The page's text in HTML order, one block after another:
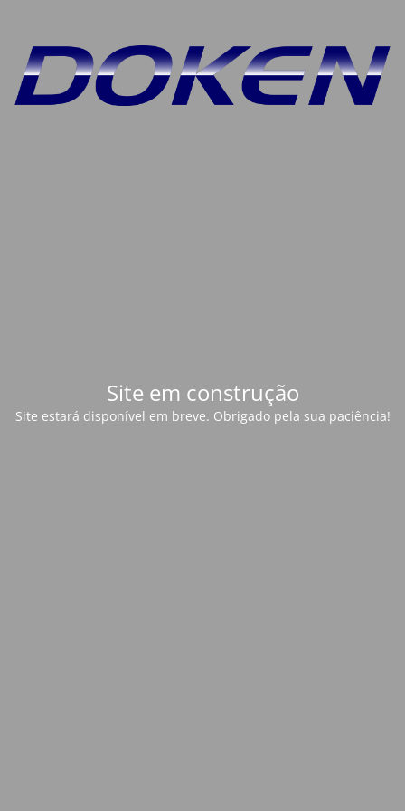
Site em construção
Site estará disponível em breve. Obrigado pela sua paciência!